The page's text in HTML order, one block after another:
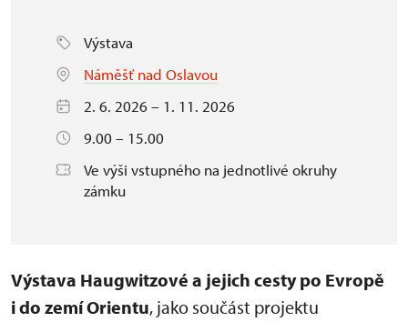
Výstava
Náměšť nad Oslavou
2. 6. 2026 – 1. 11. 2026
9.00 – 15.00
Ve výši vstupného na jednotlivé okruhy
zámku
Výstava Haugwitzové a jejich cesty po Evropě
i do zemí Orientu, jako součást projektu